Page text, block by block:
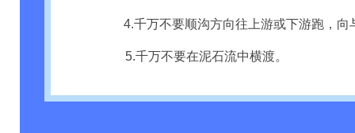
4.千万不要顺沟方向往上游或下游跑，
5.千万不要在泥石流中横渡。